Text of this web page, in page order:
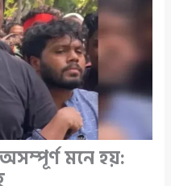
মনে হয়: